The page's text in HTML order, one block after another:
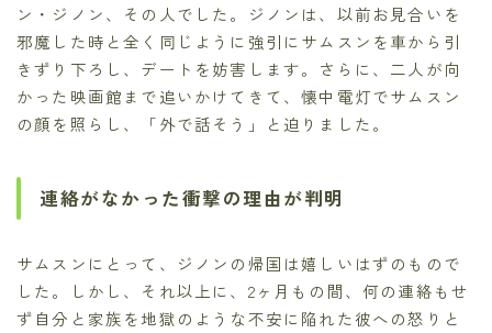
ン・ジノン、その人でした。ジノンは、以前お見合いを
邪魔した時と全く同じように強引にサムスンを車から引
きずり下ろし、デートを妨害します。さらに、二人が向
かった映画館まで追いかけてきて、懐中電灯でサムスン
の顔を照らし、「外で話そう」と迫りました。
連絡がなかった衝撃の理由が判明
サムスンにとって、ジノンの帰国は嬉しいはずのもので
した。しかし、それ以上に、2ヶ月もの間、何の連絡もせ
ず自分と家族を地獄のような不安に陥れた彼への怒りと